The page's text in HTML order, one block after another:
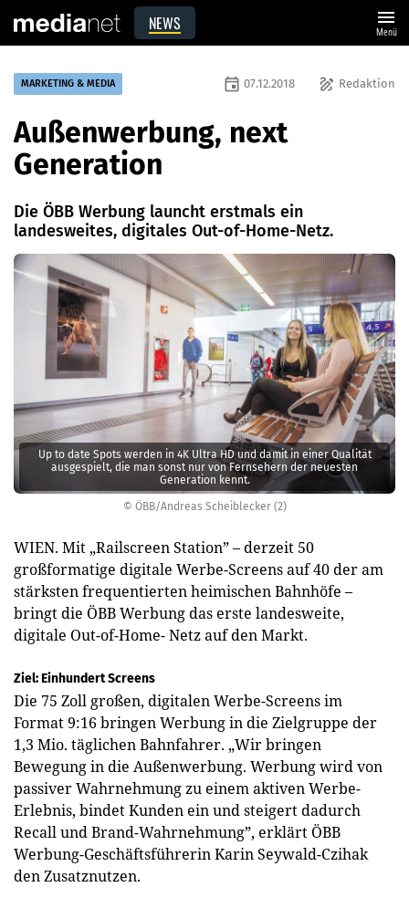
NEWS menu
Menü
© ÖBB/Andreas Scheiblecker (2)
Up to date Spots werden in 4K Ultra HD und damit in einer Qualität
ausgespielt, die man sonst nur von Fernsehern der neuesten
Generation kennt.
MARKETING & MEDIA draw Redaktion
event 07.12.2018
Außenwerbung, next
Generation
Die ÖBB Werbung launcht erstmals ein
landesweites, digitales Out-of-Home-Netz.
WIEN. Mit „Railscreen Station” – derzeit 50
großformatige digitale Werbe-Screens auf 40 der am
stärksten frequentierten heimischen Bahnhöfe –
bringt die ÖBB Werbung das erste landesweite,
digitale Out-of-Home- Netz auf den Markt.
Ziel: Einhundert Screens
Die 75 Zoll großen, digitalen Werbe-Screens im
Format 9:16 bringen Werbung in die Zielgruppe der
1,3 Mio. täglichen Bahnfahrer. „Wir bringen
Bewegung in die Außenwerbung. Werbung wird von
passiver Wahrnehmung zu einem aktiven Werbe-
Erlebnis, bindet Kunden ein und steigert dadurch
Recall und Brand-Wahrnehmung”, erklärt ÖBB
Werbung-Geschäftsführerin Karin Seywald-Czihak
den Zusatznutzen.